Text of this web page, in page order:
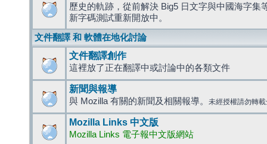
歷史的軌跡，從前解決 Big5 日文字與中國海字集
新字碼測試重新開放中。
文件翻譯 和 軟體在地化討論
文件翻譯創作
這裡放了正在翻譯中或討論中的各類文件
新聞與報導
與 Mozilla 有關的新聞及相關報導。 未經授權請勿轉
Mozilla Links 中文版
Mozilla Links 電子報中文版網站